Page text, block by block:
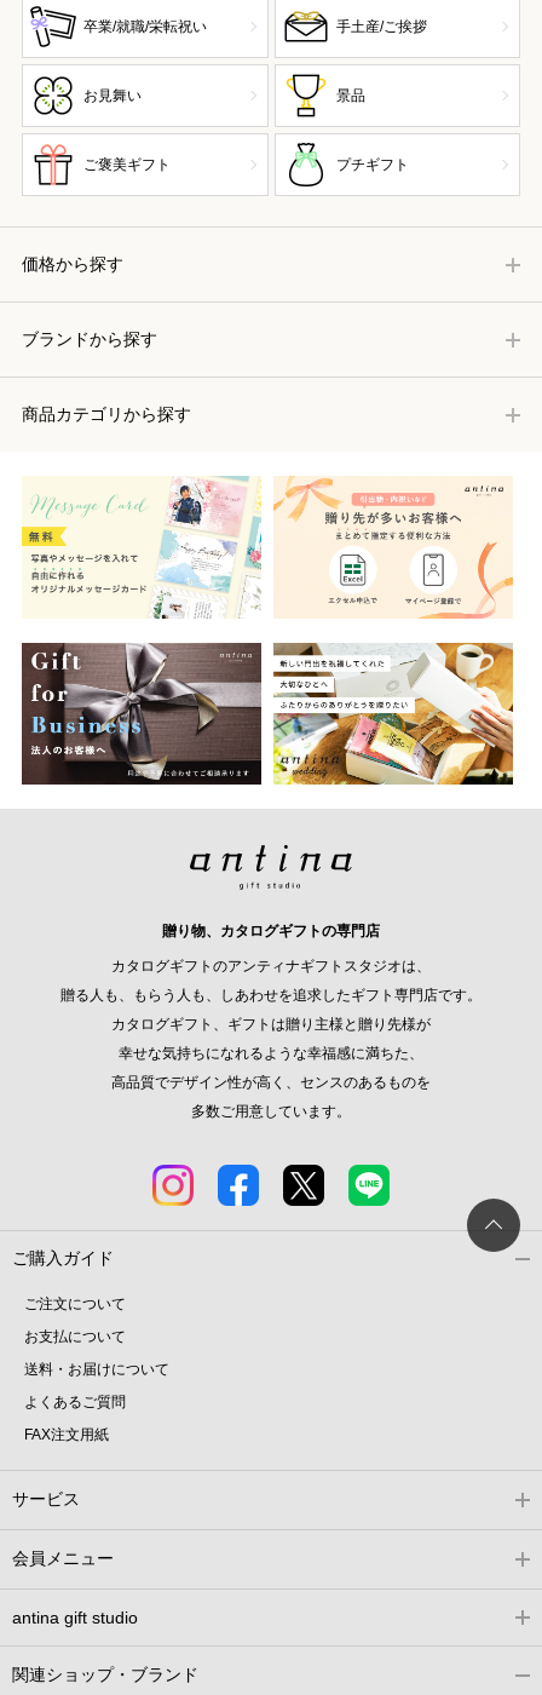
卒業/就職/栄転祝い 手土産/ご挨拶
お見舞い 景品
ご褒美ギフト プチギフト
価格から探す
ブランドから探す
商品カテゴリから探す
贈り物、カタログギフトの専門店
カタログギフトのアンティナギフトスタジオは、
贈る人も、もらう人も、しあわせを追求したギフト専門店です。
カタログギフト、ギフトは贈り主様と贈り先様が
幸せな気持ちになれるような幸福感に満ちた、
高品質でデザイン性が高く、センスのあるものを
多数ご用意しています。
ご購入ガイド
ご注文について
お支払について
送料・お届けについて
よくあるご質問
FAX注文用紙
サービス
会員メニュー
antina gift studio
関連ショップ・ブランド